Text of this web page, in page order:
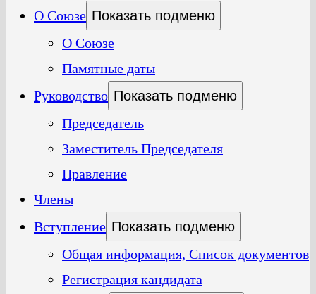
О Союзе Показать подменю
О Союзе
Памятные даты
Руководство Показать подменю
Председатель
Заместитель Председателя
Правление
Члены
Вступление Показать подменю
Общая информация, Список документов
Регистрация кандидата